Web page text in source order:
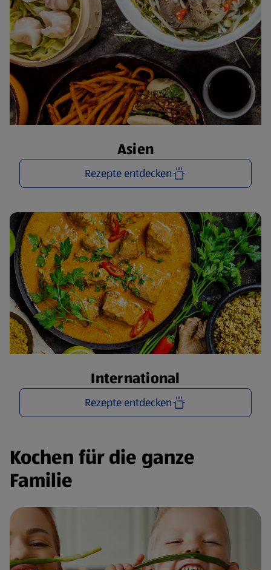
Asien
Rezepte entdecken
International
Rezepte entdecken
Kochen für die ganze
Familie